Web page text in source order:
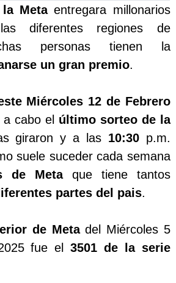
la Metaentregara millonarios
diferentes regiones de
personas tienen la
un gran premio.
Miércoles 12 de Febrero
cabo el último sorteo de la
giraron y a las 10:30p.m.
suele suceder cada semana
de Meta que tiene tantos
partes del pais.
de Metadel Miércoles 5
fue el3501 de la serie